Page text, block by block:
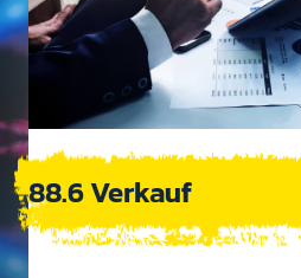
88.6 Verkauf